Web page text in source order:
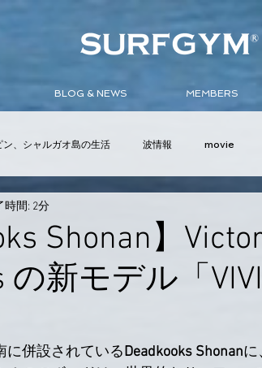
BLOG & NEWS MEMBERS
ン、シャルガオ島の生活 波情報 movie
サダー
Shonan】
の新モデル「
時間: 2分
に併設されているDeadkooks Shonanに